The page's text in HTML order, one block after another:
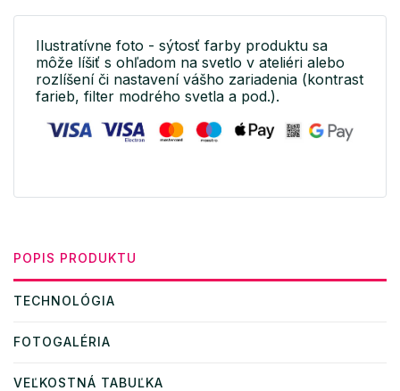
Ilustratívne foto - sýtosť farby produktu sa
môže líšiť s ohľadom na svetlo v ateliéri alebo
rozlíšení či nastavení vášho zariadenia (kontrast
farieb, filter modrého svetla a pod.).
POPIS PRODUKTU
TECHNOLÓGIA
FOTOGALÉRIA
VEĽKOSTNÁ TABUĽKA